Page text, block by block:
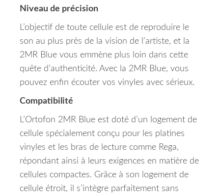
Niveau de précision
L’objectif de toute cellule est de reproduire le
son au plus près de la vision de l’artiste, et la
2MR Blue vous emmène plus loin dans cette
quête d’authenticité. Avec la 2MR Blue, vous
pouvez enfin écouter vos vinyles avec sérieux.
Compatibilité
L’Ortofon 2MR Blue est doté d’un logement de
cellule spécialement conçu pour les platines
vinyles et les bras de lecture comme Rega,
répondant ainsi à leurs exigences en matière de
cellules compactes. Grâce à son logement de
cellule étroit, il s’intègre parfaitement sans